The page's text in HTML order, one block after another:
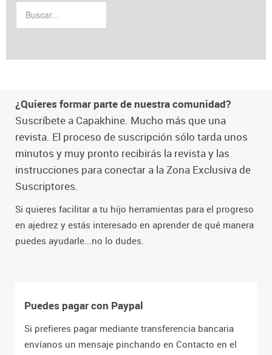
¿Quieres formar parte de nuestra comunidad?
Suscríbete a Capakhine. Mucho más que una
revista. El proceso de suscripción sólo tarda unos
minutos y muy pronto recibirás la revista y las
instrucciones para conectar a la Zona Exclusiva de
Suscriptores.
Si quieres facilitar a tu hijo herramientas para el progreso
en ajedrez y estás interesado en aprender de qué manera
puedes ayudarle...no lo dudes.
Puedes pagar con Paypal
Si prefieres pagar mediante transferencia bancaria
envíanos un mensaje pinchando en Contacto en el